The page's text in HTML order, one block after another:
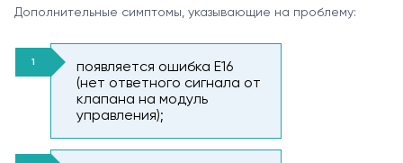
Дополнительные симптомы, указывающие на проблему:
появляется ошибка E16
(нет ответного сигнала от
клапана на модуль
управления);